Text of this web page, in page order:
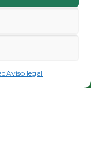
Aviso legal